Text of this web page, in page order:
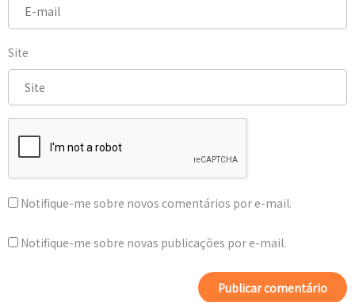
Site
Notifique-me sobre novos comentários por e-mail.
Notifique-me sobre novas publicações por e-mail.